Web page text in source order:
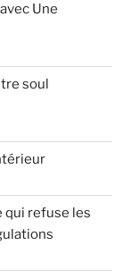
Une
soul
qui refuse les